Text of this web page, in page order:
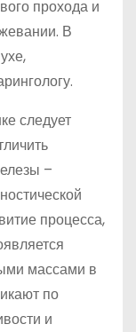
прохода и
В
следует
–
процесса,
массами в
по
и